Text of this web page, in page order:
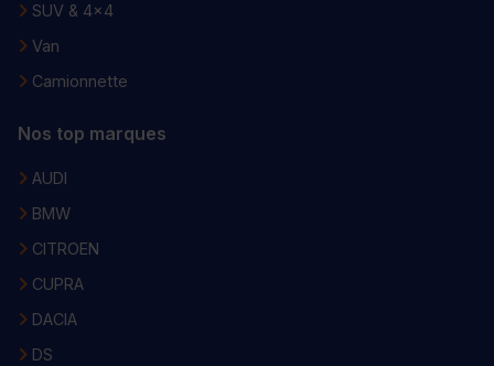
SUV & 4x4
Van
Camionnette
Nos top marques
AUDI
BMW
CITROEN
CUPRA
DACIA
DS